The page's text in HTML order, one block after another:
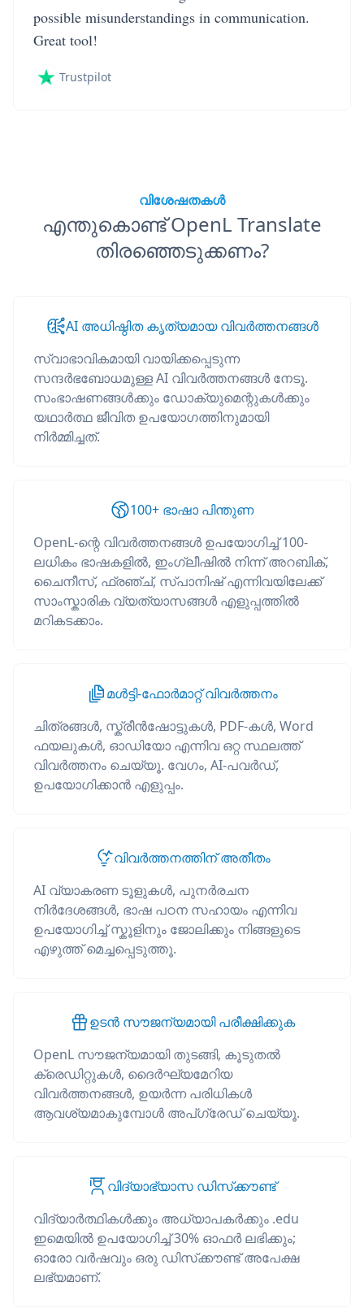
possible misunderstandings in communication.
Great tool!
Trustpilot
വിശേഷതകൾ
എന്തുകൊണ്ട് OpenL Translate
തിരഞ്ഞെടുക്കണം?
AI അധിഷ്ഠിത കൃത്യമായ വിവർത്തനങ്ങൾ
സ്വാഭാവികമായി വായിക്കപ്പെടുന്ന
സന്ദർഭബോധമുള്ള AI വിവർത്തനങ്ങൾ നേടൂ.
സംഭാഷണങ്ങൾക്കും ഡോക്യുമെന്റുകൾക്കും
യഥാർത്ഥ ജീവിത ഉപയോഗത്തിനുമായി
നിർമ്മിച്ചത്.
100+ ഭാഷാ പിന്തുണ
OpenL-ന്റെ വിവർത്തനങ്ങൾ ഉപയോഗിച്ച് 100-
ലധികം ഭാഷകളിൽ, ഇംഗ്ലീഷിൽ നിന്ന് അറബിക്,
ചൈനീസ്, ഫ്രഞ്ച്, സ്പാനിഷ് എന്നിവയിലേക്ക്
സാംസ്കാരിക വ്യത്യാസങ്ങൾ എളുപ്പത്തിൽ
മറികടക്കാം.
മൾട്ടി-ഫോർമാറ്റ് വിവർത്തനം
ചിത്രങ്ങൾ, സ്ക്രീൻഷോട്ടുകൾ, PDF-കൾ, Word
ഫയലുകൾ, ഓഡിയോ എന്നിവ ഒറ്റ സ്ഥലത്ത്
വിവർത്തനം ചെയ്യൂ. വേഗം, AI-പവർഡ്,
ഉപയോഗിക്കാൻ എളുപ്പം.
വിവർത്തനത്തിന് അതീതം
AI വ്യാകരണ ടൂളുകൾ, പുനർരചന
നിർദേശങ്ങൾ, ഭാഷ പഠന സഹായം എന്നിവ
ഉപയോഗിച്ച് സ്കൂളിനും ജോലിക്കും നിങ്ങളുടെ
എഴുത്ത് മെച്ചപ്പെടുത്തൂ.
ഉടൻ സൗജന്യമായി പരീക്ഷിക്കുക
OpenL സൗജന്യമായി തുടങ്ങി, കൂടുതൽ
ക്രെഡിറ്റുകൾ, ദൈർഘ്യമേറിയ
വിവർത്തനങ്ങൾ, ഉയർന്ന പരിധികൾ
ആവശ്യമാകുമ്പോൾ അപ്‌ഗ്രേഡ് ചെയ്യൂ.
വിദ്യാഭ്യാസ ഡിസ്‌ക്കൗണ്ട്
വിദ്യാർത്ഥികൾക്കും അധ്യാപകർക്കും .edu
ഇമെയിൽ ഉപയോഗിച്ച് 30% ഓഫർ ലഭിക്കും;
ഓരോ വർഷവും ഒരു ഡിസ്‌ക്കൗണ്ട് അപേക്ഷ
ലഭ്യമാണ്.